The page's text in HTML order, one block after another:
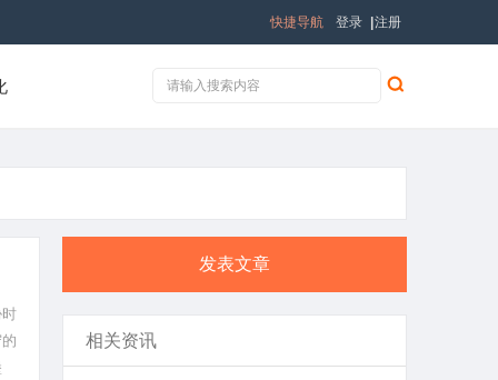
登录 注册
快捷导航
发表文章
相关资讯